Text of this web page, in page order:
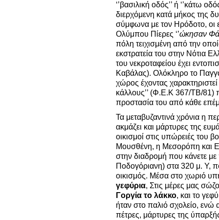
‘’βασιλική οδός’’ ή ‘’κάτω
διερχόμενη κατά μήκος της
σύμφωνα με τον Ηρόδοτο, οι
Ολύμπου Πίερες ‘’ώκησαν
πόλη τειχισμένη από την
εκστρατεία του στην Νότια
του νεκροταφείου έχει
Καβάλας). Ολόκληρο το
χώρος έχοντας χαρακτηριστεί
κάλλους’’ (Φ.Ε.Κ 367/ΤΒ/81)
προστασία του από κάθε
Τα μεταβυζαντινά χρόνια η
ακμάζει και μάρτυρες της
οικισμοί στις υπώρειές του
Μουσθένη, η Μεσορόπη και
στην διαδρομή που κάνετε
Ποδογόριανη) στα 320 μ. Υ,
οικισμός. Μέσα στο χωριό
γεφύρια, Στις μέρες μας
Γοργία το λάκκο, και το
ήταν στο παλιό σχολείο, ενώ
πέτρες, μάρτυρες της